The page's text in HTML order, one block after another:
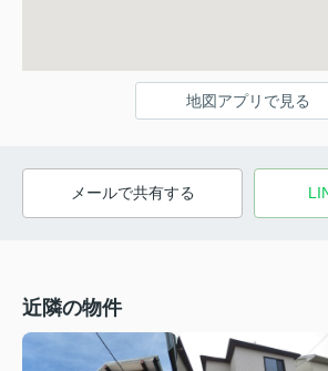
地図アプリで見る
メールで共有する
近隣の物件